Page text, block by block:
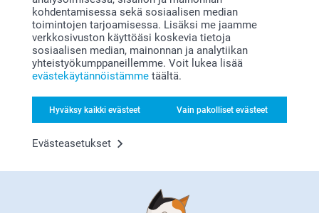
kohdentamisessa sekä sosiaalisen median
toimintojen tarjoamisessa. Lisäksi me jaamme
verkkosivuston käyttöäsi koskevia tietoja
sosiaalisen median, mainonnan ja analytiikan
yhteistyökumppaneillemme. Voit lukea lisää
evästekäytännöistämme täältä.
Hyväksy kaikki evästeet Vain pakolliset evästeet
Evästeasetukset
varmasti lahjan, joka sopii täydellisesti parhaalle
ystävällesi.
Miksismartphoto?